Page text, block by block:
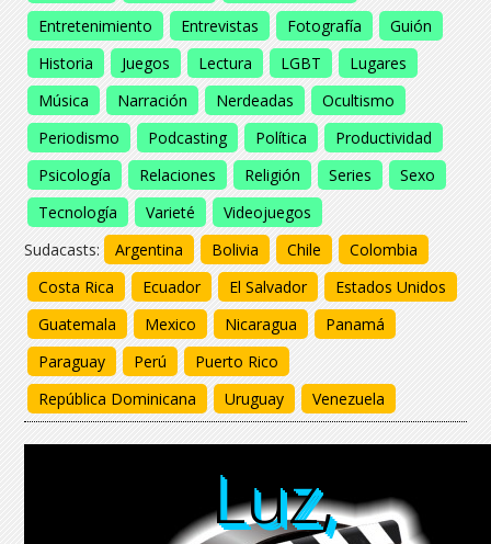
Entretenimiento
Entrevistas Fotografía
Guión
Historia
Juegos Lectura LGBT
Lugares
Música
Narración Nerdeadas
Ocultismo
Periodismo
Podcasting Política
Productividad
Psicología
Relaciones Religión Series
Sexo
Tecnología
Varieté
Videojuegos
Sudacasts:
Argentina Bolivia Chile
Colombia
Costa Rica
Ecuador El Salvador
Estados Unidos
Guatemala
Mexico Nicaragua
Panamá
Paraguay
Perú
Puerto Rico
República Dominicana
Uruguay Venezuela
Luz,
Luz,
Luz,
Luz,